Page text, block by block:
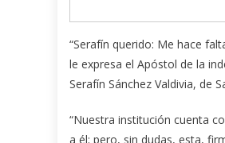
“Serafín querido: Me hace
le expresa el Apóstol de la
Serafín Sánchez Valdivia, de
“Nuestra institución cuenta
a él; pero, sin dudas, esta,